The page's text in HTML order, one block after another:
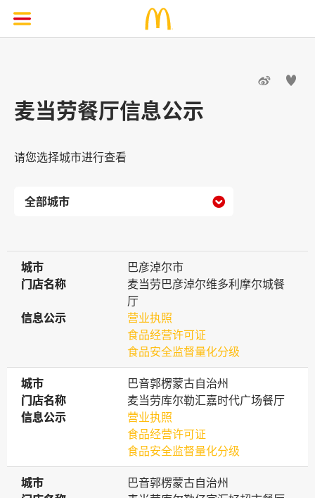
 
麦当劳餐厅信息公示
请您选择城市进行查看

城市
城市
巴彦淖尔市
门店名称
门店名称
麦当劳巴彦淖尔维多利摩尔城餐
厅
信息公示
信息公示
营业执照
食品经营许可证
食品安全监督量化分级
城市
城市
巴音郭楞蒙古自治州
门店名称
门店名称
麦当劳库尔勒汇嘉时代广场餐厅
信息公示
信息公示
营业执照
食品经营许可证
食品安全监督量化分级
城市
城市
巴音郭楞蒙古自治州